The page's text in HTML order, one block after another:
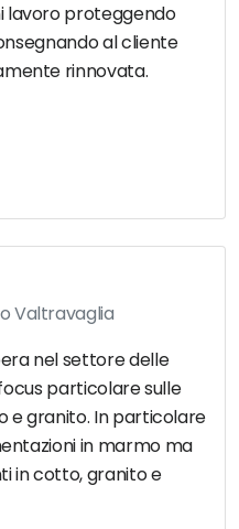
lavoro proteggendo
al cliente
rinnovata.
Valtravaglia
nel settore delle
particolare sulle
e granito. In particolare
in marmo ma
in cotto, granito e